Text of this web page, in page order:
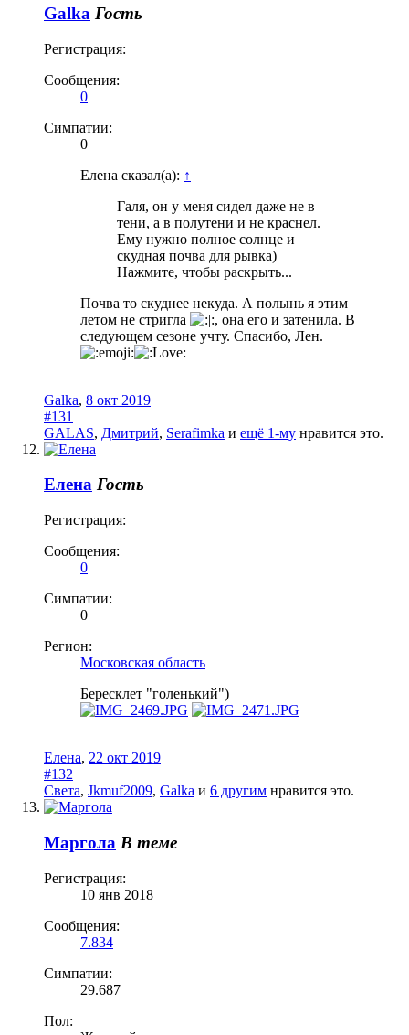
Galka Гость
Регистрация:
Сообщения:
0
Симпатии:
0
Елена сказал(а): ↑
Галя, он у меня сидел даже не в
тени, а в полутени и не краснел.
Ему нужно полное солнце и
скудная почва для рывка)
Нажмите, чтобы раскрыть...
Почва то скуднее некуда. А полынь я этим
летом не стригла
, она его и затенила. В
следующем сезоне учту. Спасибо, Лен.
Galka, 8 окт 2019
#131
GALAS, Дмитрий, Serafimka и ещё 1-му нравится это.
Елена Гость
Регистрация:
Сообщения:
0
Симпатии:
0
Регион:
Московская область
Бересклет "голенький")
Елена, 22 окт 2019
#132
Света, Jkmuf2009, Galka и 6 другим нравится это.
Маргола В теме
Регистрация:
10 янв 2018
Сообщения:
7.834
Симпатии:
29.687
Пол: